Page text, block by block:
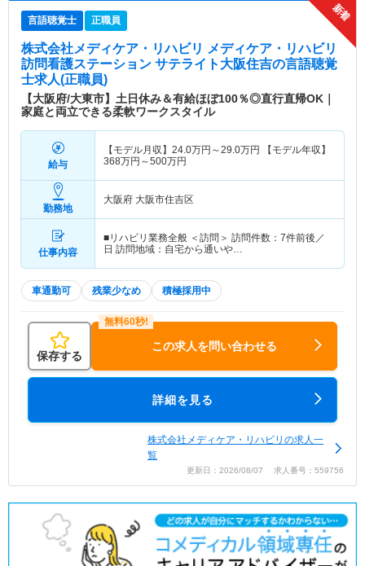
言語聴覚士 正職員
株式会社メディケア・リハビリ メディケア・リハビリ
訪問看護ステーション サテライト大阪住吉の言語聴覚
士求人(正職員)
【大阪府/大東市】土日休み＆有給ほぼ100％◎直行直帰OK｜
家庭と両立できる柔軟ワークスタイル
給与
【モデル月収】 24.0万円～29.0万円 【モデル年収】
368万円～500万円
勤務地
大阪府 大阪市住吉区
仕事内容
■リハビリ業務全般 ＜訪問＞ 訪問件数：7件前後／
日 訪問地域：自宅から通いや…
車通勤可 残業少なめ 積極採用中
保存する
この求人を問い合わせる
詳細を見る
株式会社メディケア・リハビリの求人一
覧
更新日：2026/08/07 求人番号：559756